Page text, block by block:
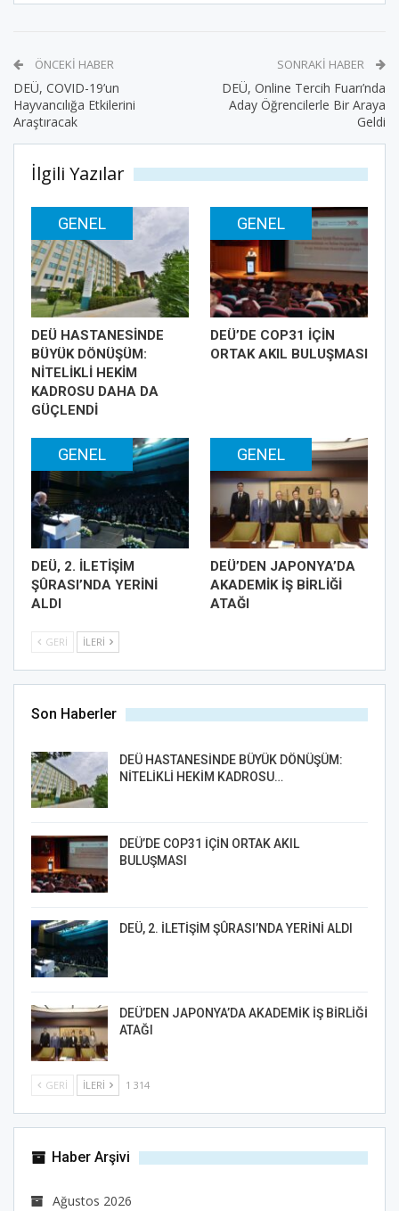
ÖNCEKI HABER
DEÜ, COVID-19’un
Hayvancılığa Etkilerini
Araştıracak
SONRAKI HABER
DEÜ, Online Tercih Fuarı’nda
Aday Öğrencilerle Bir Araya
Geldi
İlgili Yazılar
GENEL
DEÜ HASTANESİNDE
BÜYÜK DÖNÜŞÜM:
NİTELİKLİ HEKİM
KADROSU DAHA DA
GÜÇLENDİ
GENEL
DEÜ’DE COP31 İÇİN
ORTAK AKIL BULUŞMASI
GENEL
DEÜ, 2. İLETİŞİM
ŞÛRASI’NDA YERİNİ
ALDI
GENEL
DEÜ’DEN JAPONYA’DA
AKADEMİK İŞ BİRLİĞİ
ATAĞI
GERI İLERI
Son Haberler
DEÜ HASTANESİNDE BÜYÜK DÖNÜŞÜM:
NİTELİKLİ HEKİM KADROSU…
DEÜ’DE COP31 İÇİN ORTAK AKIL
BULUŞMASI
DEÜ, 2. İLETİŞİM ŞÛRASI’NDA YERİNİ ALDI
DEÜ’DEN JAPONYA’DA AKADEMİK İŞ BİRLİĞİ
ATAĞI
GERI İLERI 1 314
Haber Arşivi
Ağustos 2026